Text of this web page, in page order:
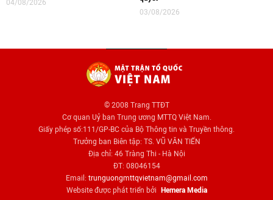
04/08/2026
03/08/2026
© 2008 Trang TTĐT
Cơ quan Uỷ ban Trung ương MTTQ Việt Nam.
Giấy phép số:111/GP-BC của Bộ Thông tin và Truyền thông.
Trưởng ban Biên tập: TS. VŨ VĂN TIẾN
Địa chỉ: 46 Tràng Thi - Hà Nội
ĐT: 08046154
Email: trunguongmttqvietnam@gmail.com
Website được phát triển bởi Hemera Media